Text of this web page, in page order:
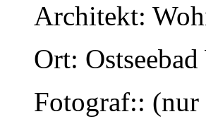
Architekt:
Ort:
Fotograf::